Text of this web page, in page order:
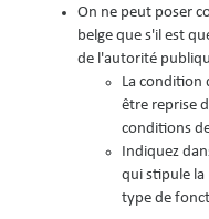
On ne peut poser
belge que s'il est
de l'autorité
La condition
être reprise
conditions
Indiquez
qui stipule la
type de